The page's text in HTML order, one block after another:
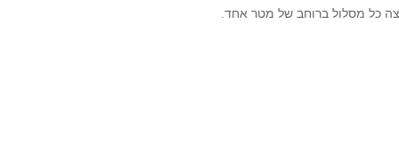
כל מסלול ברוחב של מטר אחד.